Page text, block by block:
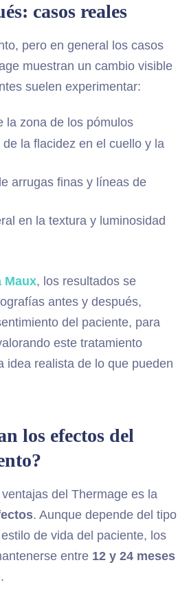
casos reales
pero en general los casos
muestran un cambio visible
suelen experimentar:
la zona de los pómulos
de la flacidez en el cuello y la
arrugas finas y líneas de
en la textura y luminosidad
Maux, los resultados se
antes y después,
del paciente, para
este tratamiento
idea realista de lo que pueden
los efectos del
del Thermage es la
. Aunque depende del tipo
de vida del paciente, los
entre 12 y 24 meses